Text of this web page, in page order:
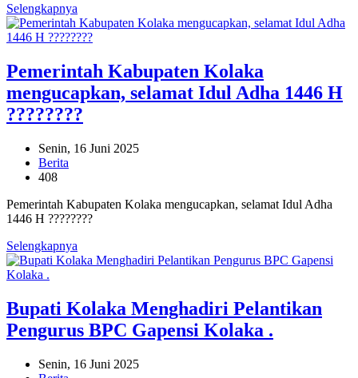
Selengkapnya
Pemerintah Kabupaten Kolaka
mengucapkan, selamat Idul Adha 1446 H
????????
Senin, 16 Juni 2025
Berita
408
Pemerintah Kabupaten Kolaka mengucapkan, selamat Idul Adha
1446 H ????????
Selengkapnya
Bupati Kolaka Menghadiri Pelantikan
Pengurus BPC Gapensi Kolaka .
Senin, 16 Juni 2025